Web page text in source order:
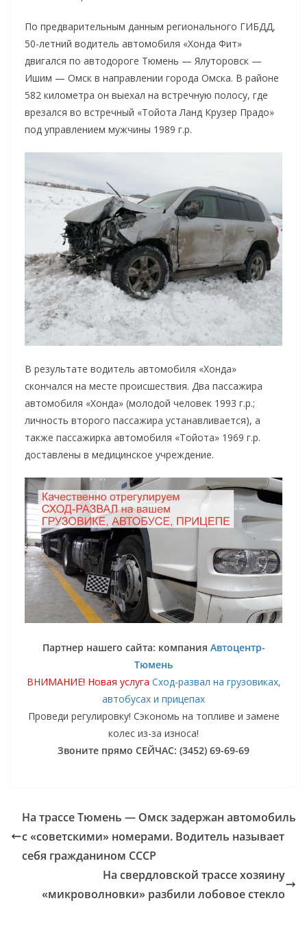
По предварительным данным регионального ГИБДД,
50-летний водитель автомобиля «Хонда Фит»
двигался по автодороге Тюмень — Ялуторовск —
Ишим — Омск в направлении города Омска. В районе
582 километра он выехал на встречную полосу, где
врезался во встречный «Тойота Ланд Крузер Прадо»
под управлением мужчины 1989 г.р.
В результате водитель автомобиля «Хонда»
скончался на месте происшествия. Два пассажира
автомобиля «Хонда» (молодой человек 1993 г.р.;
личность второго пассажира устанавливается), а
также пассажирка автомобиля «Тойота» 1969 г.р.
доставлены в медицинское учреждение.
Партнер нашего сайта: компания Автоцентр-
Тюмень
ВНИМАНИЕ! Новая услуга Сход-развал на грузовиках,
автобусах и прицепах
Проведи регулировку! Сэкономь на топливе и замене
колес из-за износа!
Звоните прямо СЕЙЧАС: (3452) 69-69-69
На трассе Тюмень — Омск задержан автомобиль
с «советскими» номерами. Водитель называет
себя гражданином СССР
На свердловской трассе хозяину
«микроволновки» разбили лобовое стекло